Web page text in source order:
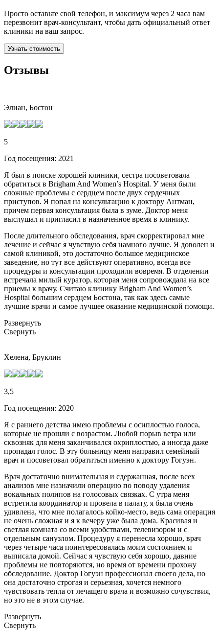
Просто оставьте свой телефон, и максимум через 2 часа вам
перезвонит врач-консультант, чтобы дать официальный ответ
клиники на ваш запрос.
Узнать стоимость
Отзывы
Элиан, Бостон
5
Год посещения: 2021
Я был в поиске хорошей клиники, сестра посоветовала
обратиться в Brigham And Women’s Hospital. У меня были
сложные проблемы с сердцем после двух сердечных
приступов. Я попал на консультацию к доктору Антман,
причем первая консультация была в зуме. Доктор меня
выслушал и пригласил в назначенное время в клинику.
После длительного обследования, врач скорректировал мне
лечение и сейчас я чувствую себя намного лучше. Я доволен и
самой клиникой, это достаточно большое медицинское
заведение, но тут все действуют оперативно, всегда все
процедуры и консультации проходили вовремя. В отделении
встречала милый куратор, которая меня сопровождала на все
приемы к врачу. Считаю клинику Brigham And Women’s
Hospital большим сердцем Бостона, так как здесь самые
лучшие врачи и самое лучшее оказание медицинской помощи.
Развернуть
Свернуть
Хелена, Бруклин
3,5
Год посещения: 2020
Я с раннего детства имею проблемы с осиплостью голоса,
которые не прошли с возрастом. Любой порыв ветра или
сквозняк для меня заканчивался охриплостью, а иногда даже
пропадал голос. В эту больницу меня направил семейный
врач и посоветовал обратиться именно к доктору Гогуэн.
Врач достаточно внимательная и сдержанная, после всех
анализов мне назначили операцию по поводу удаления
вокальных полипов на голосовых связках. С утра меня
встретила координатор и провела в палату, я была очень
удивлена, что мне полагалось койко-место, ведь сама операция
не очень сложная и я к вечеру уже была дома. Красивая и
светлая комната со всеми удобствами, телевизором и с
отдельным санузлом. Процедуру я перенесла хорошо, врач
через четыре часа поинтересовалась моим состоянием и
выписала домой. Сейчас я чувствую себя хорошо, давние
проблемы не повторяются, но время от времени прохожу
обследование. Доктор Гогуэн профессионал своего дела, но
она достаточно строгая и серьезная, хочется немного
чувствовать тепла от лечащего врача и возможно сочувствия,
но это не в этом случае.
Развернуть
Свернуть